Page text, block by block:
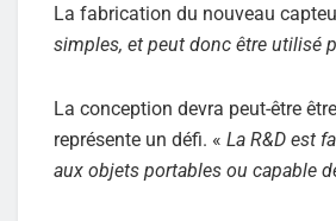
La fabrication du nouveau
simples, et peut donc être utilisé
La conception devra peut-être
représente un défi. « La R&D est
aux objets portables ou capable